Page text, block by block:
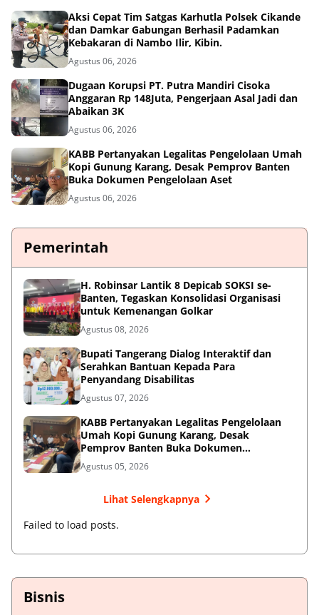
Aksi Cepat Tim Satgas Karhutla Polsek Cikande
dan Damkar Gabungan Berhasil Padamkan
Kebakaran di Nambo Ilir, Kibin.
Agustus 06, 2026
Dugaan Korupsi PT. Putra Mandiri Cisoka
Anggaran Rp 148Juta, Pengerjaan Asal Jadi dan
Abaikan 3K
Agustus 06, 2026
KABB Pertanyakan Legalitas Pengelolaan Umah
Kopi Gunung Karang, Desak Pemprov Banten
Buka Dokumen Pengelolaan Aset
Agustus 06, 2026
Pemerintah
H. Robinsar Lantik 8 Depicab SOKSI se-
Banten, Tegaskan Konsolidasi Organisasi
untuk Kemenangan Golkar
Agustus 08, 2026
Bupati Tangerang Dialog Interaktif dan
Serahkan Bantuan Kepada Para
Penyandang Disabilitas
Agustus 07, 2026
KABB Pertanyakan Legalitas Pengelolaan
Umah Kopi Gunung Karang, Desak
Pemprov Banten Buka Dokumen
Pengelolaan Aset
Agustus 05, 2026
Lihat Selengkapnya
Failed to load posts.
Bisnis